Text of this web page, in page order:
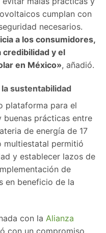
cumplan con
necesarios.
a los consumidores,
credibilidad y el
en México», añadió.
sustentabilidad
plataforma para el
buenas prácticas entre
de energía de 17
multiestatal permitió
y establecer lazos de
de
en beneficio de la
con la Alianza